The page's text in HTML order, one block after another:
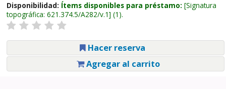
Disponibilidad: Ítems disponibles para préstamo: Signatura
topográfica: 621.374.5/A282/v.1 (1).
Hacer reserva
Agregar al carrito